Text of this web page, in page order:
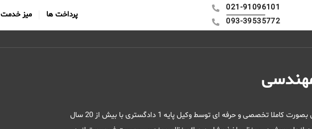
021-91096101
093-39535772
پرداخت ها میز خدمت
فرایند دریافت مشاوره جرائم نظام مهندسی بصورت کاملا تخصصی و حرفه ای توسط وکیل پایه 1 دادگستری با بیش از 20 سال